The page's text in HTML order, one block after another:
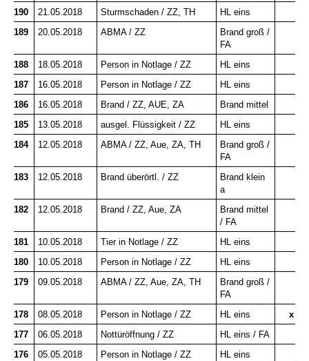
190 21.05.2018 Sturmschaden / ZZ, TH
HL eins
189
20.05.2018 ABMA / ZZ
Brand groß /
FA
188
18.05.2018 Person in Notlage / ZZ
HL eins
187
16.05.2018 Person in Notlage / ZZ
HL eins
186
16.05.2018 Brand / ZZ, AUE, ZA
Brand mittel
185
13.05.2018 ausgel. Flüssigkeit / ZZ
HL eins
184
12.05.2018 ABMA / ZZ, Aue, ZA, TH
Brand groß /
FA
183
12.05.2018 Brand überörtl. / ZZ
Brand klein
a
182
12.05.2018 Brand / ZZ, Aue, ZA
Brand mittel
/ FA
181
10.05.2018 Tier in Notlage / ZZ
HL eins
180
10.05.2018 Person in Notlage / ZZ
HL eins
179
09.05.2018 ABMA / ZZ, Aue, ZA, TH
Brand groß /
FA
178
08.05.2018 Person in Notlage / ZZ HL eins
x
177
06.05.2018 Nottüröffnung / ZZ
HL eins / FA
176
05.05.2018 Person in Notlage / ZZ
HL eins